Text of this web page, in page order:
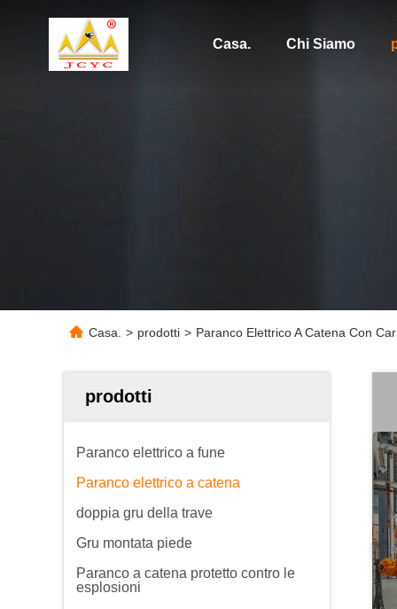
Casa. Chi Siamo
Casa. > prodotti > Paranco Elettrico A Catena Con
prodotti
Paranco elettrico a fune
Paranco elettrico a catena
doppia gru della trave
Gru montata piede
Paranco a catena protetto contro le
esplosioni